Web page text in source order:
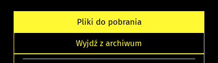
Pliki do pobrania
Wyjdź z archiwum